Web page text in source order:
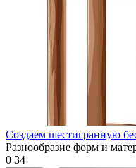
Создаем шестигранную
Разнообразие форм и
0 34